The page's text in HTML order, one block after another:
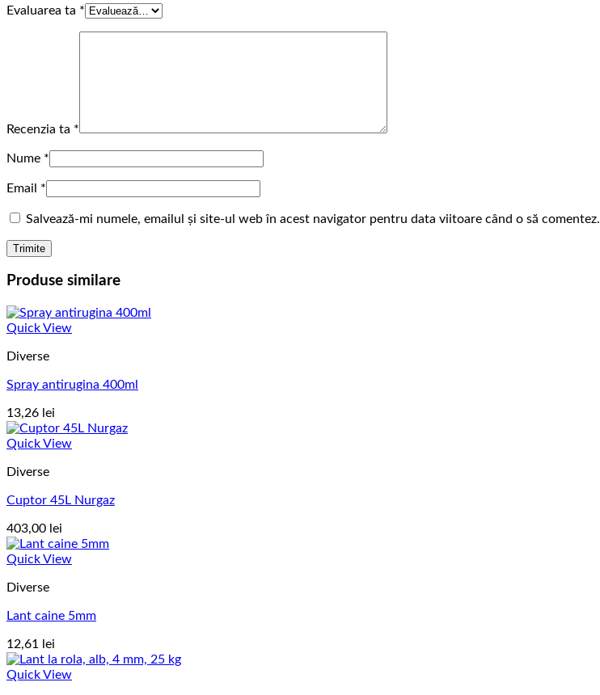
Evaluarea ta *
Recenzia ta *
Nume *
Email *
Salvează-mi numele, emailul și site-ul web în acest navigator pentru data viitoare când o să comentez.
Produse similare
Quick View
Diverse
Spray antirugina 400ml
13,26 lei
Quick View
Diverse
Cuptor 45L Nurgaz
403,00 lei
Quick View
Diverse
Lant caine 5mm
12,61 lei
Quick View